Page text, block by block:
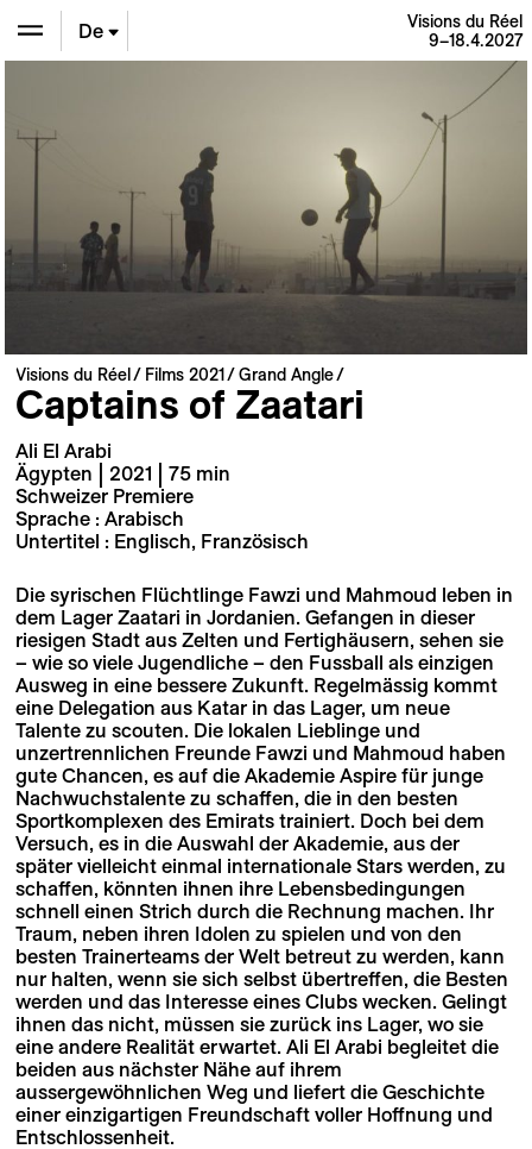
De
Visions du Réel
9–18.4.2027
Visions du Réel Films 2021 Grand Angle
Captains of Zaatari
Ali El Arabi
Ägypten | 2021 | 75 min
Schweizer Premiere
Sprache : Arabisch
Untertitel : Englisch, Französisch
Die syrischen Flüchtlinge Fawzi und Mahmoud leben in
dem Lager Zaatari in Jordanien. Gefangen in dieser
riesigen Stadt aus Zelten und Fertighäusern, sehen sie
– wie so viele Jugendliche – den Fussball als einzigen
Ausweg in eine bessere Zukunft. Regelmässig kommt
eine Delegation aus Katar in das Lager, um neue
Talente zu scouten. Die lokalen Lieblinge und
unzertrennlichen Freunde Fawzi und Mahmoud haben
gute Chancen, es auf die Akademie Aspire für junge
Nachwuchstalente zu schaffen, die in den besten
Sportkomplexen des Emirats trainiert. Doch bei dem
Versuch, es in die Auswahl der Akademie, aus der
später vielleicht einmal internationale Stars werden, zu
schaffen, könnten ihnen ihre Lebensbedingungen
schnell einen Strich durch die Rechnung machen. Ihr
Traum, neben ihren Idolen zu spielen und von den
besten Trainerteams der Welt betreut zu werden, kann
nur halten, wenn sie sich selbst übertreffen, die Besten
werden und das Interesse eines Clubs wecken. Gelingt
ihnen das nicht, müssen sie zurück ins Lager, wo sie
eine andere Realität erwartet. Ali El Arabi begleitet die
beiden aus nächster Nähe auf ihrem
aussergewöhnlichen Weg und liefert die Geschichte
einer einzigartigen Freundschaft voller Hoffnung und
Entschlossenheit.